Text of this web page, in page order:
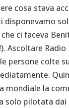
cosa stava
ci faceva
Ascoltare Radio
persone colte
mondiale la
solo pilotata dai